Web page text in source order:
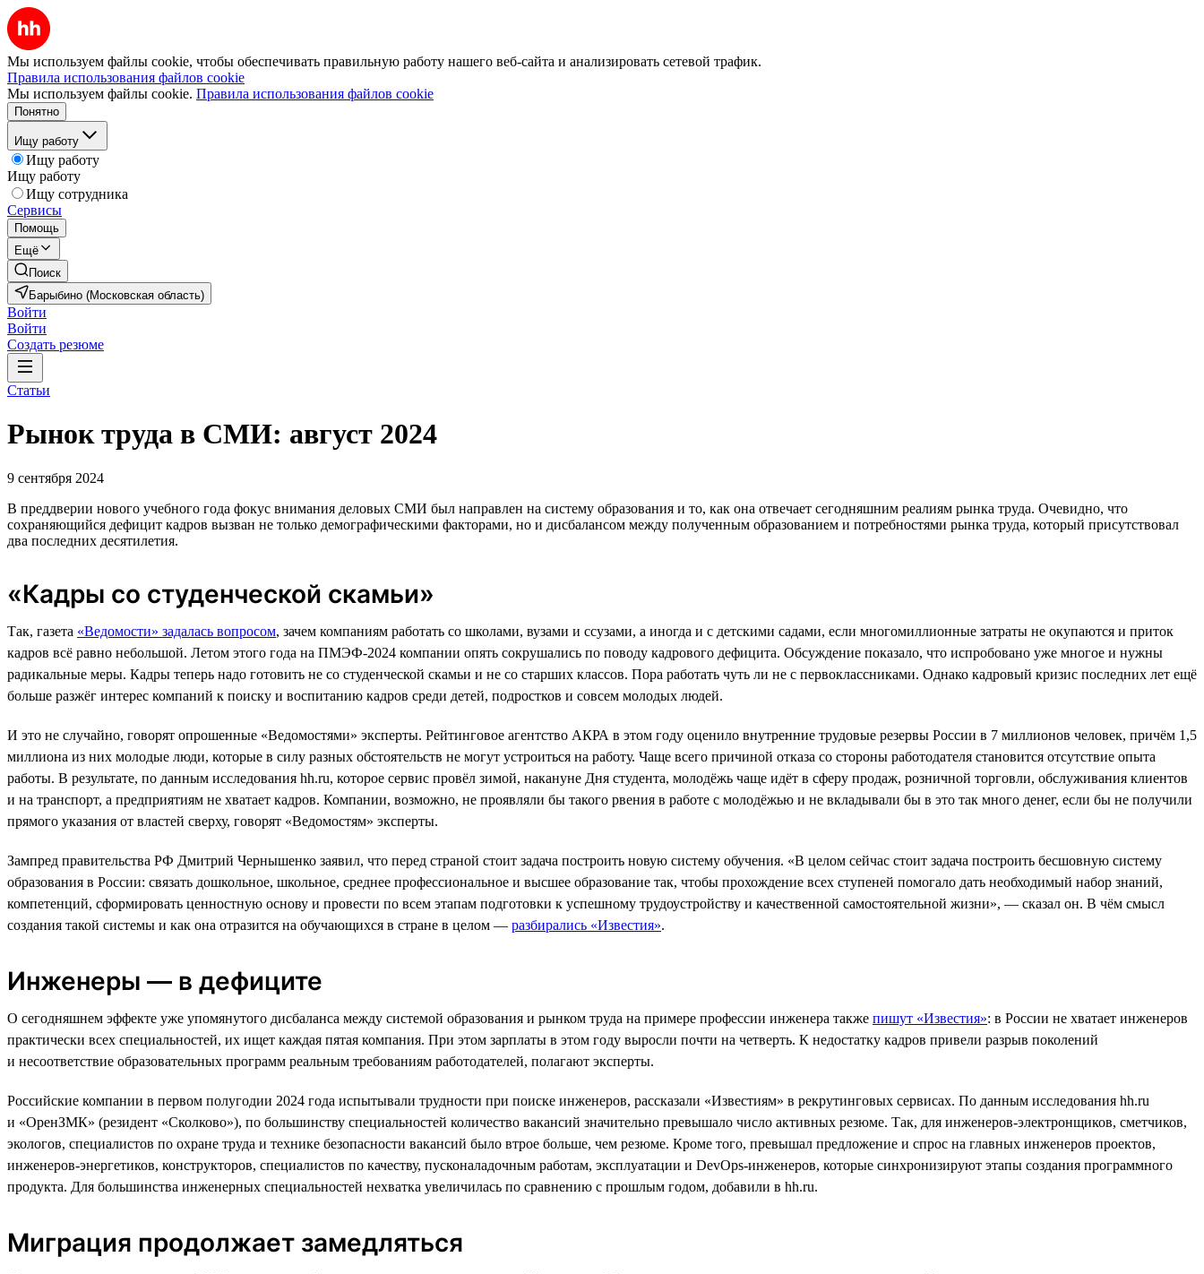
Мы используем файлы cookie, чтобы обеспечивать правильную работу нашего веб-сайта и анализировать сетевой трафик.
Правила использования файлов cookie
Мы используем файлы cookie. Правила использования файлов cookie
Понятно
Ищу работу
Ищу работу
Ищу работу
Ищу сотрудника
Сервисы
Помощь
Ещё
Поиск
Барыбино (Московская область)
Войти
Войти
Создать резюме
Статьи
Рынок труда в СМИ: август 2024
9 сентября 2024
В преддверии нового учебного года фокус внимания деловых СМИ был направлен на систему образования и то, как она отвечает сегодняшним реалиям рынка труда. Очевидно, что
сохраняющийся дефицит кадров вызван не только демографическими факторами, но и дисбалансом между полученным образованием и потребностями рынка труда, который присутствовал
два последних десятилетия.
«Кадры со студенческой скамьи»
Так, газета «Ведомости» задалась вопросом, зачем компаниям работать со школами, вузами и ссузами, а иногда и с детскими садами, если многомиллионные затраты не окупаются и приток
кадров всё равно небольшой. Летом этого года на ПМЭФ-2024 компании опять сокрушались по поводу кадрового дефицита. Обсуждение показало, что испробовано уже многое и нужны
радикальные меры. Кадры теперь надо готовить не со студенческой скамьи и не со старших классов. Пора работать чуть ли не с первоклассниками. Однако кадровый кризис последних лет ещё
больше разжёг интерес компаний к поиску и воспитанию кадров среди детей, подростков и совсем молодых людей.
И это не случайно, говорят опрошенные «Ведомостями» эксперты. Рейтинговое агентство АКРА в этом году оценило внутренние трудовые резервы России в 7 миллионов человек, причём 1,5
миллиона из них молодые люди, которые в силу разных обстоятельств не могут устроиться на работу. Чаще всего причиной отказа со стороны работодателя становится отсутствие опыта
работы. В результате, по данным исследования hh.ru, которое сервис провёл зимой, накануне Дня студента, молодёжь чаще идёт в сферу продаж, розничной торговли, обслуживания клиентов
и на транспорт, а предприятиям не хватает кадров. Компании, возможно, не проявляли бы такого рвения в работе с молодёжью и не вкладывали бы в это так много денег, если бы не получили
прямого указания от властей сверху, говорят «Ведомостям» эксперты.
Зампред правительства РФ Дмитрий Чернышенко заявил, что перед страной стоит задача построить новую систему обучения. «В целом сейчас стоит задача построить бесшовную систему
образования в России: связать дошкольное, школьное, среднее профессиональное и высшее образование так, чтобы прохождение всех ступеней помогало дать необходимый набор знаний,
компетенций, сформировать ценностную основу и провести по всем этапам подготовки к успешному трудоустройству и качественной самостоятельной жизни», — сказал он. В чём смысл
создания такой системы и как она отразится на обучающихся в стране в целом — разбирались «Известия».
Инженеры — в дефиците
О сегодняшнем эффекте уже упомянутого дисбаланса между системой образования и рынком труда на примере профессии инженера также пишут «Известия»: в России не хватает инженеров
практически всех специальностей, их ищет каждая пятая компания. При этом зарплаты в этом году выросли почти на четверть. К недостатку кадров привели разрыв поколений
и несоответствие образовательных программ реальным требованиям работодателей, полагают эксперты.
Российские компании в первом полугодии 2024 года испытывали трудности при поиске инженеров, рассказали «Известиям» в рекрутинговых сервисах. По данным исследования hh.ru
и «ОренЗМК» (резидент «Сколково»), по большинству специальностей количество вакансий значительно превышало число активных резюме. Так, для инженеров-электронщиков, сметчиков,
экологов, специалистов по охране труда и технике безопасности вакансий было втрое больше, чем резюме. Кроме того, превышал предложение и спрос на главных инженеров проектов,
инженеров-энергетиков, конструкторов, специалистов по качеству, пусконаладочным работам, эксплуатации и DevOps-инженеров, которые синхронизируют этапы создания программного
продукта. Для большинства инженерных специальностей нехватка увеличилась по сравнению с прошлым годом, добавили в hh.ru.
Миграция продолжает замедляться